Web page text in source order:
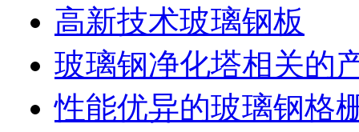
高新技术玻璃钢板
玻璃钢净化塔相关的
性能优异的玻璃钢格